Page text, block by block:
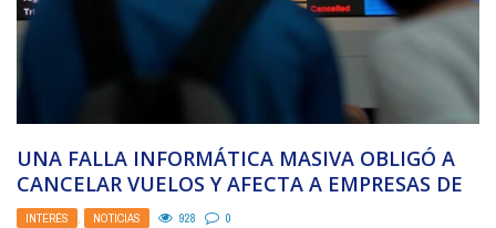
UNA FALLA INFORMÁTICA MASIVA OBLIGÓ A
CANCELAR VUELOS Y AFECTA A EMPRESAS DE
TODO EL ...
INTERÉS , NOTICIAS 928 0